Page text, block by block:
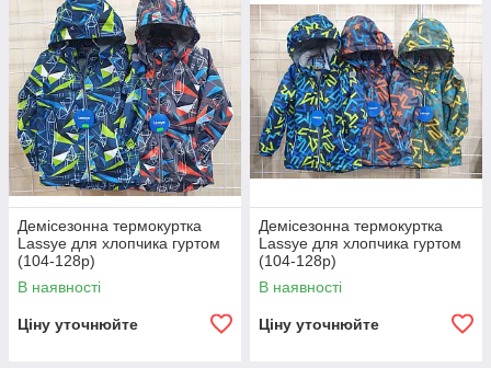
Демісезонна термокуртка
Lassye для хлопчика гуртом
(104-128р)
В наявності
Ціну уточнюйте
Демісезонна термокуртка
Lassye для хлопчика гуртом
(104-128р)
В наявності
Ціну уточнюйте